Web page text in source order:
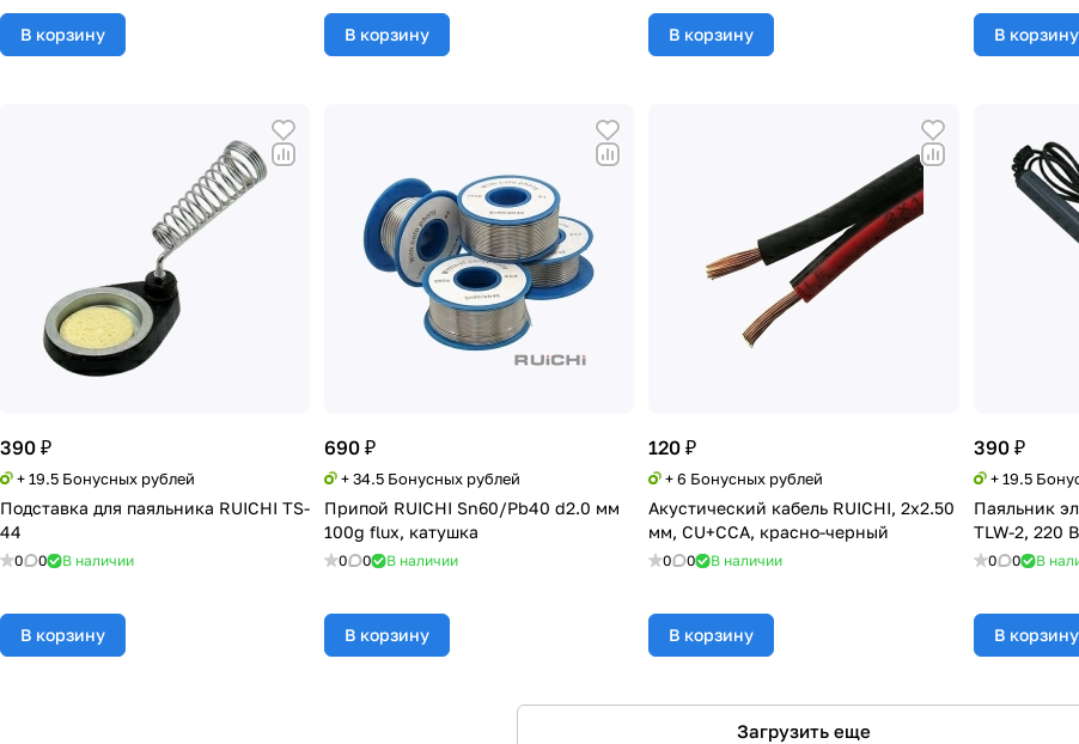
В корзину В корзину В корзину В корзину
390 ₽
+ 19.5 Бонусных рублей
Подставка для паяльника RUICHI TS-
44
0 0 В наличии
В корзину
690 ₽
+ 34.5 Бонусных рублей
Припой RUICHI Sn60/Pb40 d2.0 мм
100g flux, катушка
0 0 В наличии
В корзину
120 ₽
+ 6 Бонусных рублей
Акустический кабель RUICHI, 2x2.50
мм, CU+CCA, красно-черный
0 0 В наличии
В корзину
390 ₽
+ 19.5
Паяльник
TLW-2, 220
0 0 В
В корзину
Загрузить еще